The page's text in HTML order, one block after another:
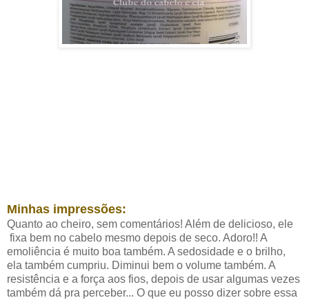
Minhas impressões:
Quanto ao cheiro, sem comentários! Além de delicioso, ele
fixa bem no cabelo mesmo depois de seco. Adoro!! A
emoliência é muito boa também. A sedosidade e o brilho,
ela também cumpriu. Diminui bem o volume também. A
resistência e a força aos fios, depois de usar algumas vezes
também dá pra perceber... O que eu posso dizer sobre essa